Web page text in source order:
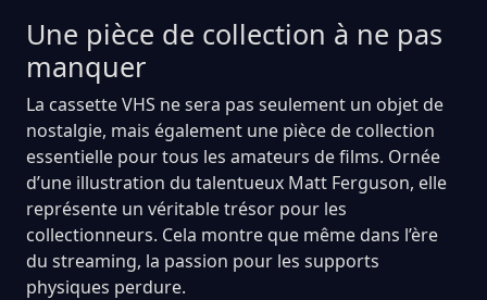
Une pièce de collection à ne pas
manquer
La cassette VHS ne sera pas seulement un objet de
nostalgie, mais également une pièce de collection
essentielle pour tous les amateurs de films. Ornée
d’une illustration du talentueux Matt Ferguson, elle
représente un véritable trésor pour les
collectionneurs. Cela montre que même dans l’ère
du streaming, la passion pour les supports
physiques perdure.